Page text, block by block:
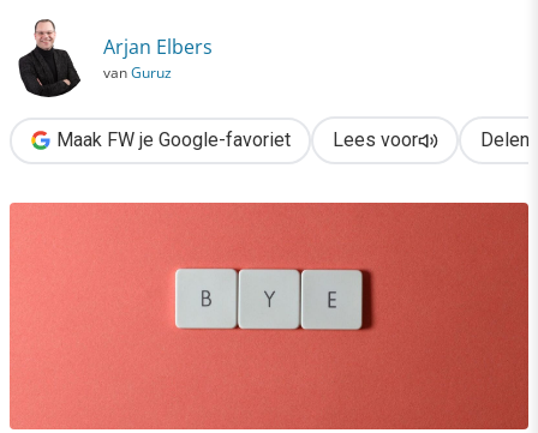
Arjan Elbers
vanGuruz
Maak FW je Google-favoriet Lees voor Delen